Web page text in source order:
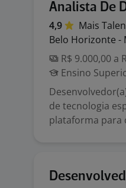
Analista De
4,9 Mais
Belo Horizonte -
R$ 9.000,00 a
Ensino
de tecnologia
plataforma para